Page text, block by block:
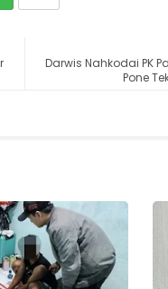
Darwis Nahkodai PK
Pone